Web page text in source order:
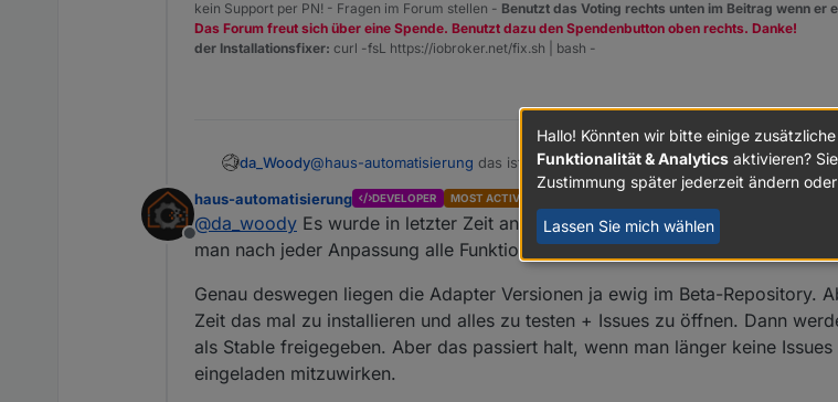
kein Support per PN! - Fragen im Forum stellen - Benutzt das Voting rechts unten im Beitrag wenn er
Das Forum freut sich über eine Spende. Benutzt dazu den Spendenbutton oben rechts. Danke!
der Installationsfixer: curl -fsL https://iobroker.net/fix.sh | bash -
da_Woody@haus-automatisierung das ist mir ja alles klar! ich versteh halt nicht, wenn
Offline
haus-automatisierung DEVELOPER MOST ACTIVE
zuletzt editiert von
@da_woody Es wurde in letzter Zeit an der Basis vieler Adapter geändert
man nach jeder Anpassung alle Funktionen durchgehen. Nur sind das halt
Genau deswegen liegen die Adapter Versionen ja ewig im Beta-Repository.
Zeit das mal zu installieren und alles zu testen + Issues zu öffnen. Dann
als Stable freigegeben. Aber das passiert halt, wenn man länger keine
eingeladen mitzuwirken.
Hallo! Könnten wir bitte einige
Funktionalität & Analytics aktivieren?
Zustimmung später jederzeit ändern
Lassen Sie mich wählen